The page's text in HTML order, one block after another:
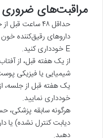
مراقبت‌های ضروری
حداقل ۴۸ ساعت
داروهای رقیق‌کننده خون
E خودداری کنید.
از یک هفته قبل، از
شیمیایی یا فیزیکی
یک هفته قبل از جلسه،
خودداری نمایید.
هرگونه سابقه پزشکی،
دیابت کنترل نشده) یا
دهید.